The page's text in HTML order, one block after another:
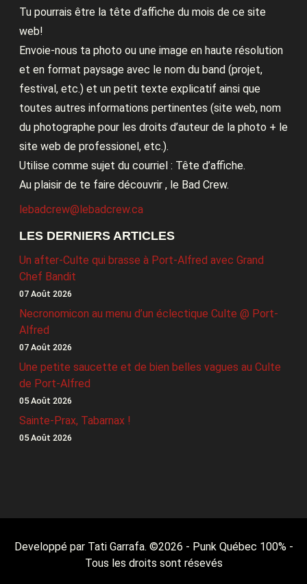
Tu pourrais être la tête d’affiche du mois de ce site
web!
Envoie-nous ta photo ou une image en haute résolution
et en format paysage avec le nom du band (projet,
festival, etc.) et un petit texte explicatif ainsi que
toutes autres informations pertinentes (site web, nom
du photographe pour les droits d’auteur de la photo + le
site web de professionel, etc.).
Utilise comme sujet du courriel : Tête d’affiche.
Au plaisir de te faire découvrir , le Bad Crew.
lebadcrew@lebadcrew.ca
LES DERNIERS ARTICLES
Un after-Culte qui brasse à Port-Alfred avec Grand
Chef Bandit
07 Août 2026
Necronomicon au menu d’un éclectique Culte @ Port-
Alfred
07 Août 2026
Une petite saucette et de bien belles vagues au Culte
de Port-Alfred
05 Août 2026
Sainte-Prax, Tabarnax !
05 Août 2026
Developpé par Tati Garrafa. ©2026 - Punk Québec 100% -
Tous les droits sont résevés